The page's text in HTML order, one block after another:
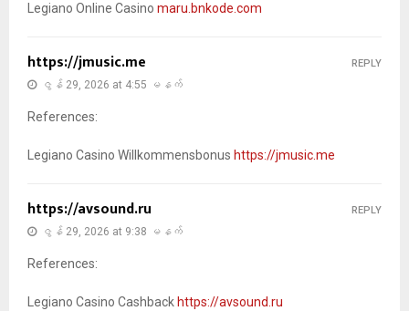
Legiano Online Casino maru.bnkode.com
https://jmusic.me
ဇွန် 29, 2026 at 4:55 မနက်
References:
Legiano Casino Willkommensbonus https://jmusic.me
REPLY
https://avsound.ru
ဇွန် 29, 2026 at 9:38 မနက်
References:
Legiano Casino Cashback https://avsound.ru
REPLY